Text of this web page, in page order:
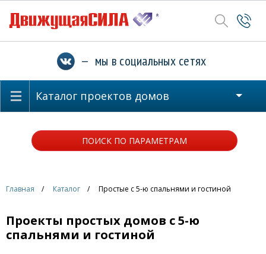
— мы в социальных сетях
Каталог проектов домов
ПОИСК ПО ПАРАМЕТРАМ
Главная Каталог Простые с 5-ю спальнями и гостиной
Проекты простых домов с 5-ю
спальнями и гостиной